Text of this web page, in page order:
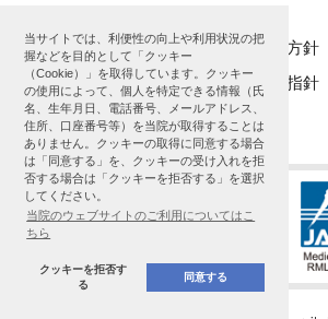
当サイトでは、利便性の向上や利用状況の把
握などを目的として「クッキー
（Cookie）」を取得しています。クッキー
の使用によって、個人を特定できる情報（氏
名、生年月日、電話番号、メールアドレス、
住所、口座番号等）を当院が取得することは
ありません。クッキーの取得に同意する場合
は「同意する」を、クッキーの受け入れを拒
否する場合は「クッキーを拒否する」を選択
してください。
当院のウェブサイトのご利用についてはこ
ちら
クッキーを拒否す
る
同意する
個人情報保護方針
公表に関する指針
サイトマップ